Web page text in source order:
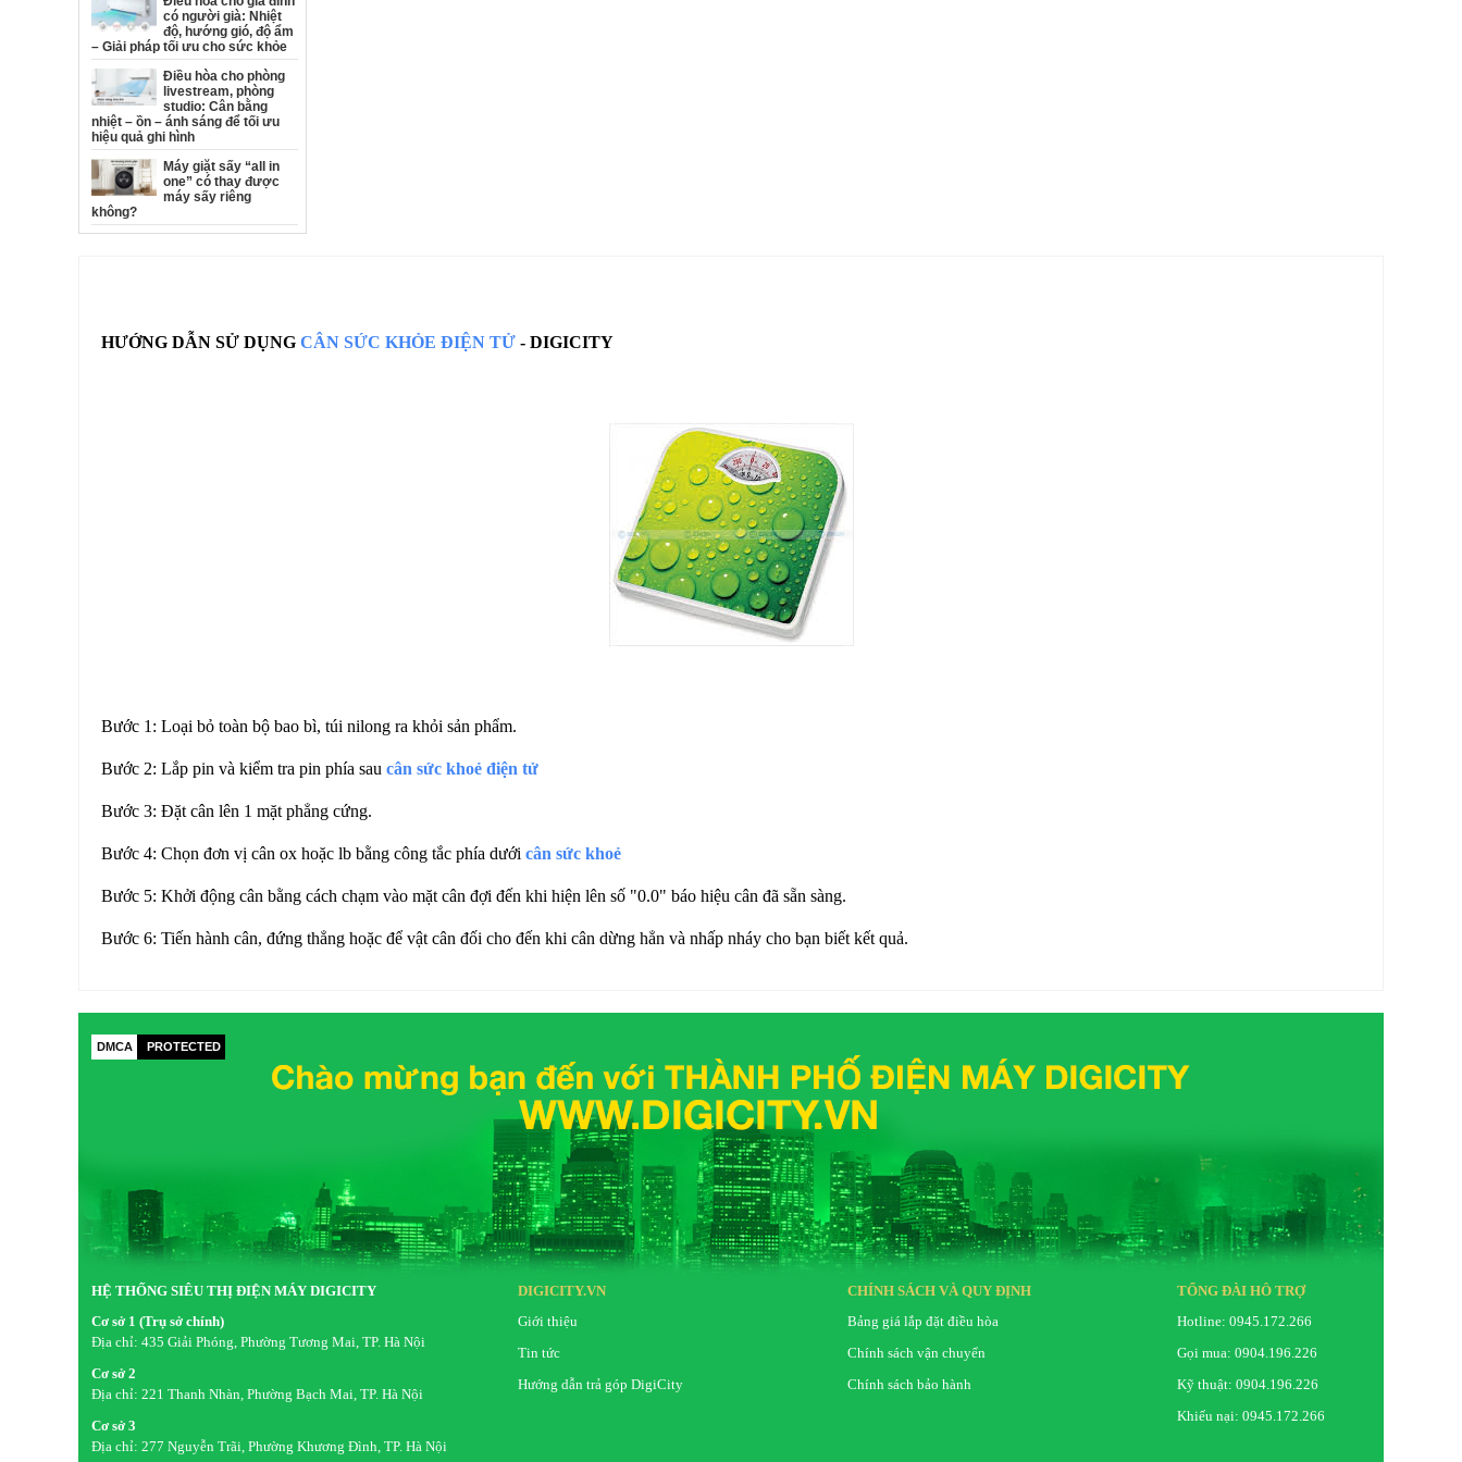
có người già: Nhiệt
độ, hướng gió, độ ẩm
– Giải pháp tối ưu cho sức khỏe
Điều hòa cho phòng
livestream, phòng
studio: Cân bằng
nhiệt – ồn – ánh sáng để tối ưu
hiệu quả ghi hình
Máy giặt sấy “all in
one” có thay được
máy sấy riêng
không?
HƯỚNG DẪN SỬ DỤNG CÂN SỨC KHỎE ĐIỆN TỬ - DIGICITY
Bước 1: Loại bỏ toàn bộ bao bì, túi nilong ra khỏi sản phẩm.
Bước 2: Lắp pin và kiểm tra pin phía sau cân sức khoẻ điện tử
Bước 3: Đặt cân lên 1 mặt phẳng cứng.
Bước 4: Chọn đơn vị cân ox hoặc lb bằng công tắc phía dưới cân sức khoẻ
Bước 5: Khởi động cân bằng cách chạm vào mặt cân đợi đến khi hiện lên số "0.0" báo hiệu cân đã sẵn sàng.
Bước 6: Tiến hành cân, đứng thẳng hoặc để vật cân đối cho đến khi cân dừng hẳn và nhấp nháy cho bạn biết kết quả.
DMCA PROTECTED
HỆ THỐNG SIÊU THỊ ĐIỆN MÁY DIGICITY
Cơ sở 1 (Trụ sở chính)
Địa chỉ: 435 Giải Phóng, Phường Tương Mai, TP. Hà Nội
Cơ sở 2
Địa chỉ: 221 Thanh Nhàn, Phường Bạch Mai, TP. Hà Nội
Cơ sở 3
Địa chỉ: 277 Nguyễn Trãi, Phường Khương Đình, TP. Hà Nội
DIGICITY.VN
Giới thiệu
Tin tức
Hướng dẫn trả góp DigiCity
CHÍNH SÁCH VÀ QUY ĐỊNH
Bảng giá lắp đặt điều hòa
Chính sách vận chuyển
Chính sách bảo hành
TỔNG ĐÀI HỖ TRỢ
Hotline: 0945.172.266
Gọi mua: 0904.196.226
Kỹ thuật: 0904.196.226
Khiếu nại: 0945.172.266